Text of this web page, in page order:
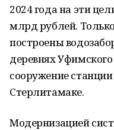
2024 года на эти
млрд рублей.
построены
деревнях
сооружение
Стерлитамаке.
Модернизацией